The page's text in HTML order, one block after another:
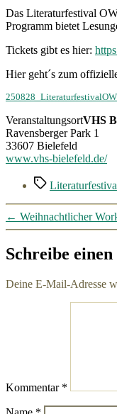
Das Literaturfestival
Programm bietet
Tickets gibt es hier:
Hier geht´s zum
VeranstaltungsortVHS
Ravensberger Park 1
33607 Bielefeld
www.vhs-bielefeld.de/
Schlagwörter
← Weihnachtlicher
Schreibe
Deine E-Mail-Adresse
Kommentar *